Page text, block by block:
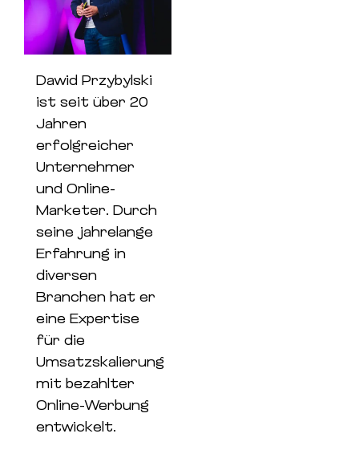
Dawid Przybylski
ist seit über 20
Jahren
erfolgreicher
Unternehmer
und Online-
Marketer. Durch
seine jahrelange
Erfahrung in
diversen
Branchen hat er
eine Expertise
für die
Umsatzskalierung
mit bezahlter
Online-Werbung
entwickelt.